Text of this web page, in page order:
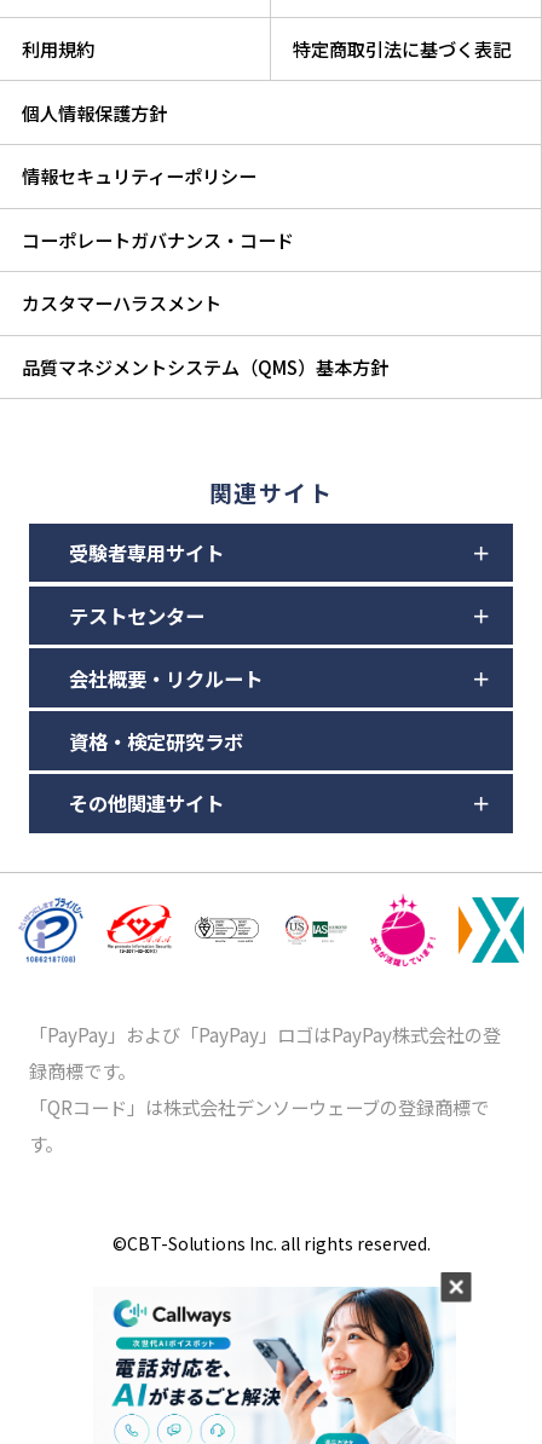
利用規約 特定商取引法に基づく表記
個人情報保護方針
情報セキュリティーポリシー
コーポレートガバナンス・コード
カスタマーハラスメント
品質マネジメントシステム（QMS）基本方針
関連サイト
受験者専用サイト
テストセンター
会社概要・リクルート
資格・検定研究ラボ
その他関連サイト
「PayPay」および「PayPay」ロゴはPayPay株式会社の登
録商標です。
「QRコード」は株式会社デンソーウェーブの登録商標で
す。
©️CBT-Solutions Inc. all rights reserved.